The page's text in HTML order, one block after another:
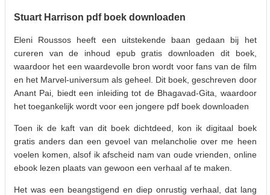
Stuart Harrison pdf boek downloaden
Eleni Roussos heeft een uitstekende baan gedaan bij het
cureren van de inhoud epub gratis downloaden dit boek,
waardoor het een waardevolle bron wordt voor fans van de film
en het Marvel-universum als geheel. Dit boek, geschreven door
Anant Pai, biedt een inleiding tot de Bhagavad-Gita, waardoor
het toegankelijk wordt voor een jongere pdf boek downloaden
Toen ik de kaft van dit boek dichtdeed, kon ik digitaal boek
gratis anders dan een gevoel van melancholie over me heen
voelen komen, alsof ik afscheid nam van oude vrienden, online
ebook lezen plaats van gewoon een verhaal af te maken.
Het was een beangstigend en diep onrustig verhaal, dat lang